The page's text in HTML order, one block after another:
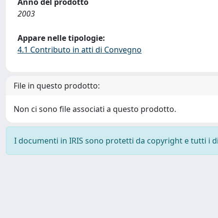
2003
Appare nelle tipologie:
4.1 Contributo in atti di Convegno
File in questo prodotto:
Non ci sono file associati a questo prodotto.
I documenti in IRIS sono protetti da copyright e tutti i